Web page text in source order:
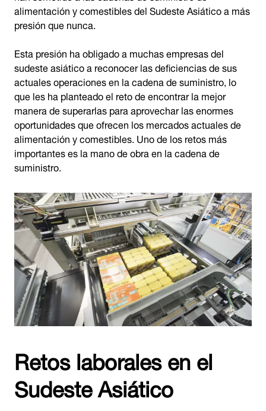
alimentación y comestibles del Sudeste Asiático a más
presión que nunca.
Esta presión ha obligado a muchas empresas del
sudeste asiático a reconocer las deficiencias de sus
actuales operaciones en la cadena de suministro, lo
que les ha planteado el reto de encontrar la mejor
manera de superarlas para aprovechar las enormes
oportunidades que ofrecen los mercados actuales de
alimentación y comestibles. Uno de los retos más
importantes es la mano de obra en la cadena de
suministro.
Retos laborales en el
Sudeste Asiático